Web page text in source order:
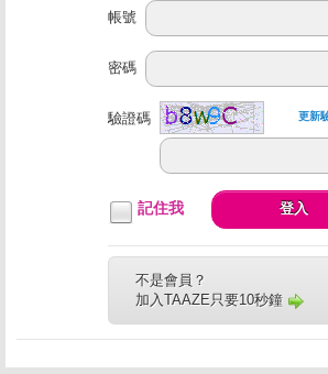
帳號
密碼
驗證碼 更新
記住我 登入
不是會員？
加入TAAZE只要10秒鐘